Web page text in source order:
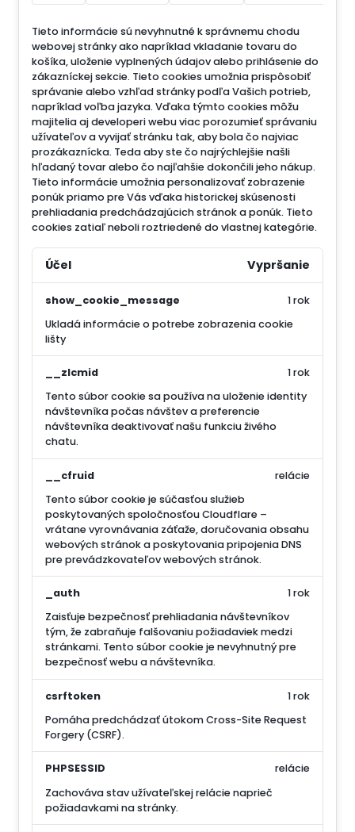
Tieto informácie sú nevyhnutné k správnemu chodu
webovej stránky ako napríklad vkladanie tovaru do
košíka, uloženie vyplnených údajov alebo prihlásenie do
zákazníckej sekcie. Tieto cookies umožnia prispôsobiť
správanie alebo vzhľad stránky podľa Vašich potrieb,
napríklad voľba jazyka. Vďaka týmto cookies môžu
majitelia aj developeri webu viac porozumieť správaniu
užívateľov a vyvijať stránku tak, aby bola čo najviac
prozákaznícka. Teda aby ste čo najrýchlejšie našli
hľadaný tovar alebo čo najľahšie dokončili jeho nákup.
Tieto informácie umožnia personalizovať zobrazenie
ponúk priamo pre Vás vďaka historickej skúsenosti
prehliadania predchádzajúcich stránok a ponúk. Tieto
cookies zatiaľ neboli roztriedené do vlastnej kategórie.
Účel Vypršanie
show_cookie_message
Ukladá informácie o potrebe zobrazenia cookie
lišty
1 rok
__zlcmid
Tento súbor cookie sa používa na uloženie identity
návštevníka počas návštev a preferencie
návštevníka deaktivovať našu funkciu živého
chatu.
1 rok
__cfruid
Tento súbor cookie je súčasťou služieb
poskytovaných spoločnosťou Cloudflare –
vrátane vyrovnávania záťaže, doručovania obsahu
webových stránok a poskytovania pripojenia DNS
pre prevádzkovateľov webových stránok.
relácie
_auth
Zaisťuje bezpečnosť prehliadania návštevníkov
tým, že zabraňuje falšovaniu požiadaviek medzi
stránkami. Tento súbor cookie je nevyhnutný pre
bezpečnosť webu a návštevníka.
1 rok
csrftoken
Pomáha predchádzať útokom Cross-Site Request
Forgery (CSRF).
1 rok
PHPSESSID
Zachováva stav užívateľskej relácie naprieč
požiadavkami na stránky.
relácie